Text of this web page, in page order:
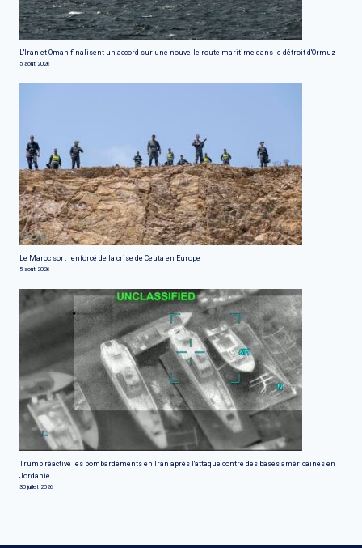
L'Iran et Oman finalisent un accord sur une nouvelle route maritime dans le détroit d'Ormuz
5 août 2026
Le Maroc sort renforcé de la crise de Ceuta en Europe
5 août 2026
Trump réactive les bombardements en Iran après l'attaque contre des bases américaines en
Jordanie
30 juillet 2026